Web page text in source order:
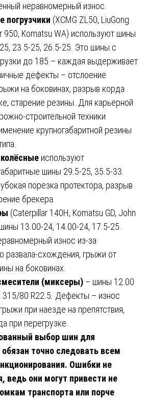
неравномерный износ.
погрузчики (XCMG ZL50, LiuGong
950, Komatsu WA) используют шины
23.5-25, 26.5-25. Это шины с
до 185 – каждая выдерживает
дефекты – отслоение
на боковинах, разрыв корда
старение резины. Для карьерной
строительной техники
крупногабаритной резины
используют
шины 29.5-25, 35.5-33.
порезка протектора, разрыв
брекера.
(Caterpillar 140H, Komatsu GD, John
13.00-24, 14.00-24, 17.5-25.
износ из-за
развала-схождения, грыжи от
на боковинах.
(миксеры) – шины 12.00
315/80 R22.5. Дефекты – износ
при наезде на препятствия,
при перегрузке.
выбор шин для
обязан точно следовать всем
Ошибки не
ведь они могут привести не
транспорта или порче